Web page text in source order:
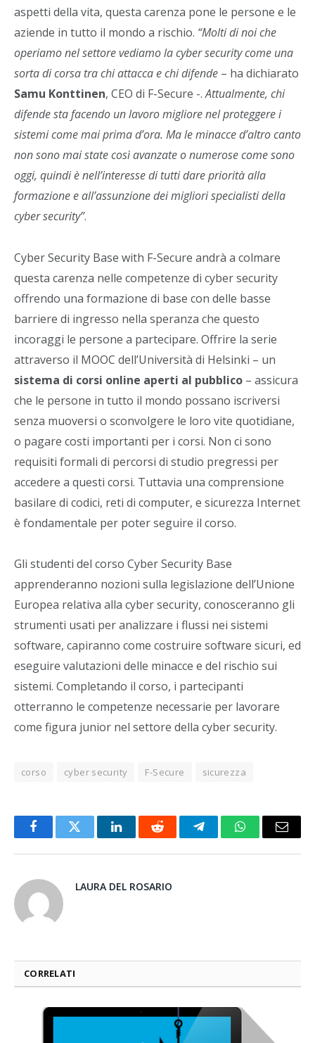
aspetti della vita, questa carenza pone le persone e le
aziende in tutto il mondo a rischio. “Molti di noi che
operiamo nel settore vediamo la cyber security come una
sorta di corsa tra chi attacca e chi difende – ha dichiarato
Samu Konttinen, CEO di F-Secure -.Attualmente, chi
difende sta facendo un lavoro migliore nel proteggere i
sistemi come mai prima d’ora. Ma le minacce d’altro canto
non sono mai state così avanzate o numerose come sono
oggi, quindi è nell’interesse di tutti dare priorità alla
formazione e all’assunzione dei migliori specialisti della
cyber security”.
Cyber Security Base with F-Secure andrà a colmare
questa carenza nelle competenze di cyber security
offrendo una formazione di base con delle basse
barriere di ingresso nella speranza che questo
incoraggi le persone a partecipare. Offrire la serie
attraverso il MOOC dell’Università di Helsinki – un
sistema di corsi online aperti al pubblico – assicura
che le persone in tutto il mondo possano iscriversi
senza muoversi o sconvolgere le loro vite quotidiane,
o pagare costi importanti per i corsi. Non ci sono
requisiti formali di percorsi di studio pregressi per
accedere a questi corsi. Tuttavia una comprensione
basilare di codici, reti di computer, e sicurezza Internet
è fondamentale per poter seguire il corso.
Gli studenti del corso Cyber Security Base
apprenderanno nozioni sulla legislazione dell’Unione
Europea relativa alla cyber security, conosceranno gli
strumenti usati per analizzare i flussi nei sistemi
software, capiranno come costruire software sicuri, ed
eseguire valutazioni delle minacce e del rischio sui
sistemi. Completando il corso, i partecipanti
otterranno le competenze necessarie per lavorare
come figura junior nel settore della cyber security.
corso cyber security F-Secure sicurezza
FacebookTwitter LinkedInReddit TelegramWhatsAppEmail
LAURA DEL ROSARIO
CORRELATI